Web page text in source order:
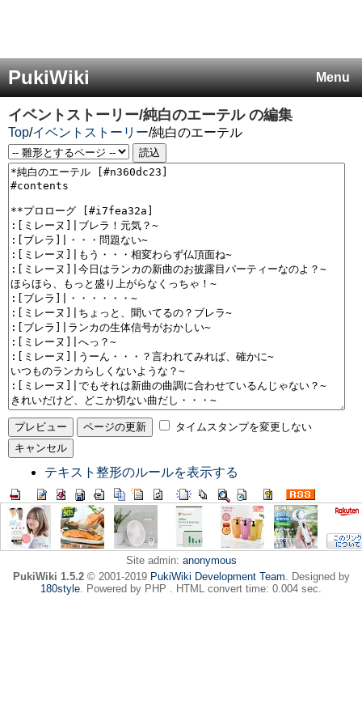
Menu
PukiWiki
イベントストーリー/純白のエーテルの編集
Top/イベントストーリー/純白のエーテル
タイムスタンプを変更しない
テキスト整形のルールを表示する
Site admin: anonymous
PukiWiki 1.5.2© 2001-2019 PukiWiki Development Team. Designed by
180style. Powered by PHP . HTML convert time: 0.004 sec.